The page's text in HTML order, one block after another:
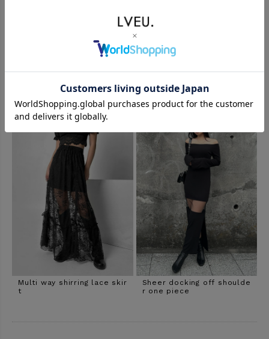
Back design cup camisole
Multi way shirring lace skir
t
Sheer docking off shoulde
r one piece